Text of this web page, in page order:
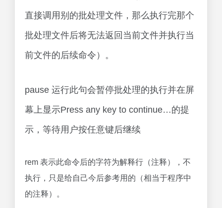
直接调用别的批处理文件，那么执行完那个
批处理文件后将无法返回当前文件并执行当
前文件的后续命令）。
pause 运行此句会暂停批处理的执行并在屏
幕上显示Press any key to continue…的提
示，等待用户按任意键后继续
rem 表示此命令后的字符为解释行（注释），不
执行，只是给自己今后参考用的（相当于程序中
的注释）。